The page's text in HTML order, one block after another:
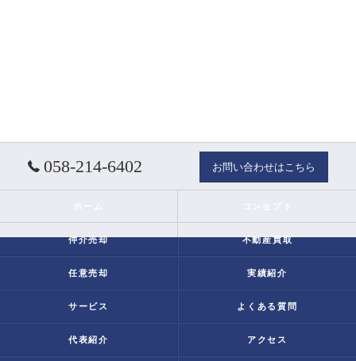
058-214-6402 お問い合わせはこちら
仲介売却 不動産買取
任意売却 実績紹介
サービス よくある質問
代表紹介 アクセス